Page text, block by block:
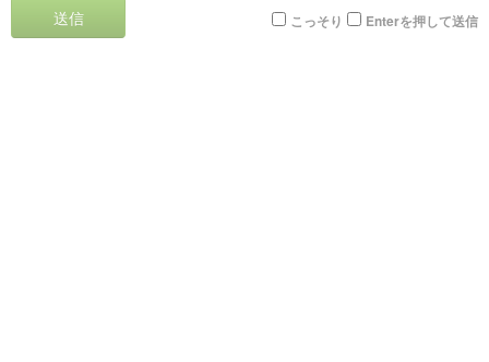
送信 こっそり Enterを押して送信